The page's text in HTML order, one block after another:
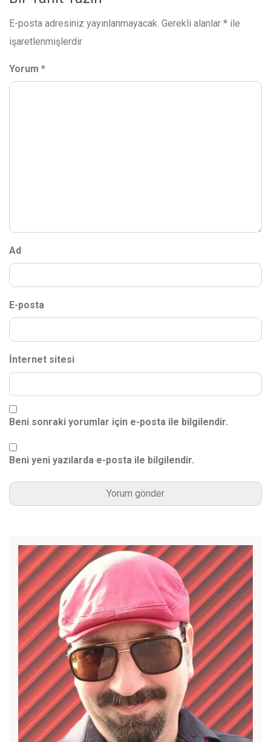
E-posta adresiniz yayınlanmayacak. Gerekli alanlar * ile
işaretlenmişlerdir
Yorum *
Ad
E-posta
İnternet sitesi
Beni sonraki yorumlar için e-posta ile bilgilendir.
Beni yeni yazılarda e-posta ile bilgilendir.